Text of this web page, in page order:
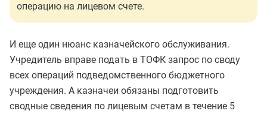
операцию на лицевом счете.
И еще один нюанс казначейского обслуживания.
Учредитель вправе подать в ТОФК запрос по своду
всех операций подведомственного бюджетного
учреждения. А казначеи обязаны подготовить
сводные сведения по лицевым счетам в течение 5